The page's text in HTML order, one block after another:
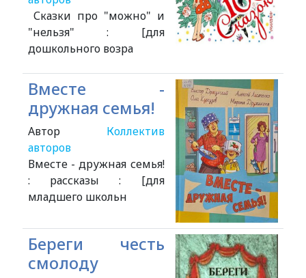
Сказки про "можно" и
"нельзя" : [для
дошкольного возра
Вместе -
дружная семья!
Автор Коллектив
авторов
Вместе - дружная семья!
: рассказы : [для
младшего школьн
Береги честь
смолоду